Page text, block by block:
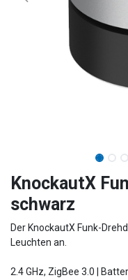
KnockautX
schwarz
Der KnockautX Funk-
Leuchten an.
2.4 GHz, ZigBee 3.0 |